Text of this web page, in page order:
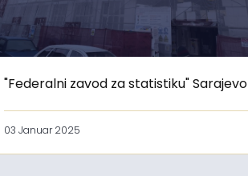
"Federalni zavod za statistiku" Sarajevo
03 Januar 2025